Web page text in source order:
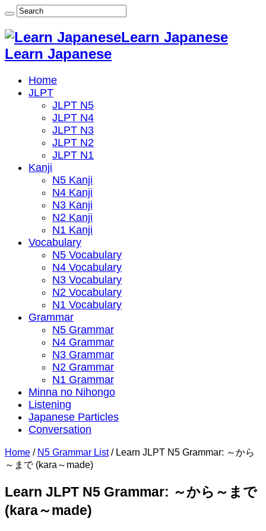
Learn Japanese
Learn Japanese
Home
JLPT
JLPT N5
JLPT N4
JLPT N3
JLPT N2
JLPT N1
Kanji
N5 Kanji
N4 Kanji
N3 Kanji
N2 Kanji
N1 Kanji
Vocabulary
N5 Vocabulary
N4 Vocabulary
N3 Vocabulary
N2 Vocabulary
N1 Vocabulary
Grammar
N5 Grammar
N4 Grammar
N3 Grammar
N2 Grammar
N1 Grammar
Minna no Nihongo
Listening
Japanese Particles
Conversation
Home / N5 Grammar List / Learn JLPT N5 Grammar: ～から
～まで (kara～made)
Learn JLPT N5 Grammar: ～から～まで
(kara～made)